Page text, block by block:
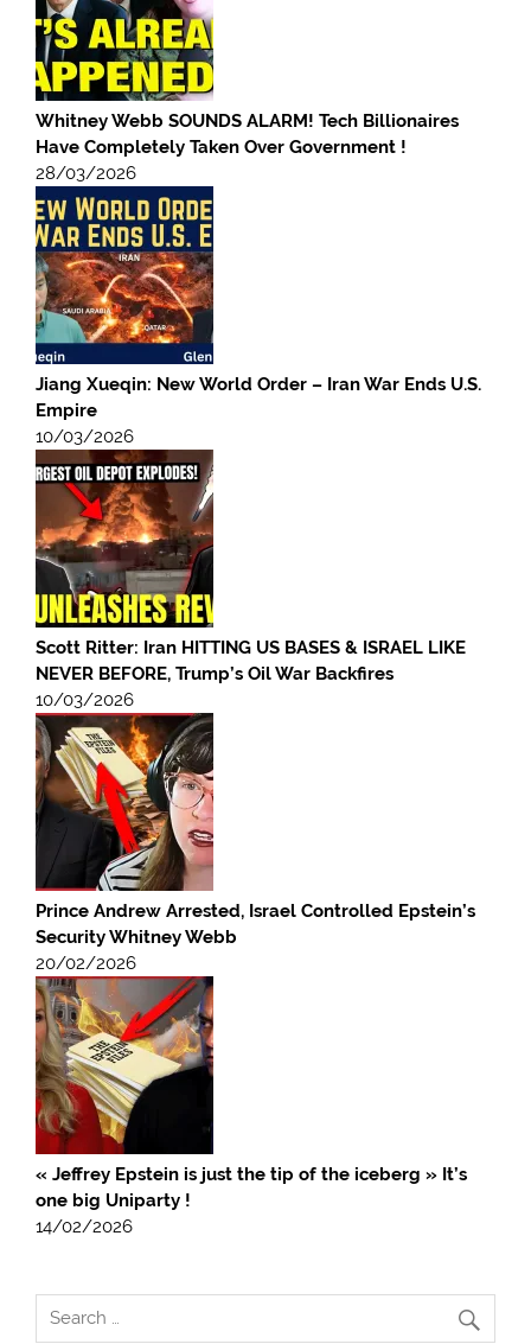
Whitney Webb SOUNDS ALARM! Tech Billionaires
Have Completely Taken Over Government !
28/03/2026
Jiang Xueqin: New World Order – Iran War Ends U.S.
Empire
10/03/2026
Scott Ritter: Iran HITTING US BASES & ISRAEL LIKE
NEVER BEFORE, Trump’s Oil War Backfires
10/03/2026
Prince Andrew Arrested, Israel Controlled Epstein’s
Security Whitney Webb
20/02/2026
« Jeffrey Epstein is just the tip of the iceberg » It’s
one big Uniparty !
14/02/2026